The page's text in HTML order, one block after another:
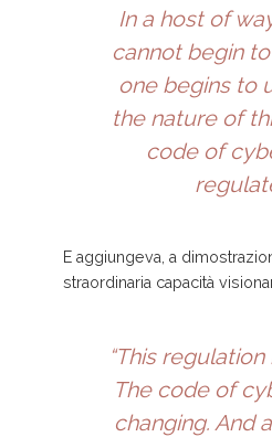
In a host of
cannot begin
one begins to
the nature of
code of
E aggiungeva, a
straordinaria capacità
“This
The code of
changing. And